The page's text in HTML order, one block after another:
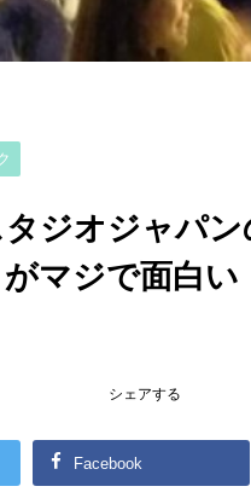
ジオジャパン
マジで面白い
シェアする
Facebook